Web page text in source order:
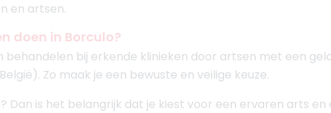
en artsen.
doen in Borculo?
behandelen bij erkende klinieken door artsen met een
Zo maak je een bewuste en veilige keuze.
Dan is het belangrijk dat je kiest voor een ervaren arts